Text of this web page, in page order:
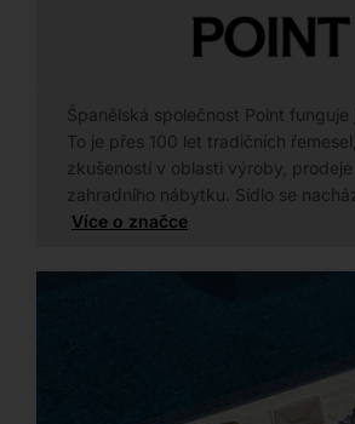
Španělská společnost Point funguje
To je přes 100 let tradičních
zkušeností v oblasti výroby,
zahradního nábytku. Sídlo se
Více o značce